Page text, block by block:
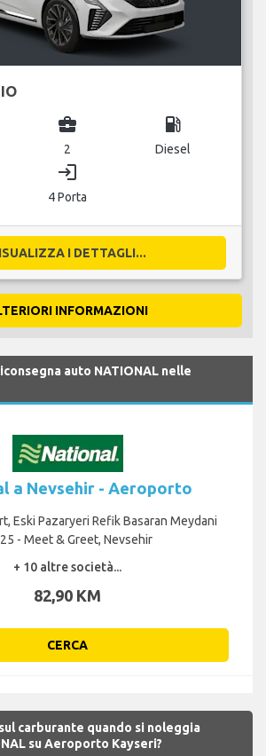
business_center
2
local_gas_station
Diesel
login
4 Porta
I DETTAGLI...
INFORMAZIONI
auto NATIONAL nelle
a Nevsehir - Aeroporto
Eski Pazaryeri Refik Basaran Meydani
- Meet & Greet, Nevsehir
+ 10 altre società...
82,90 KM
CERCA
carburante quando si noleggia
su Aeroporto Kayseri?